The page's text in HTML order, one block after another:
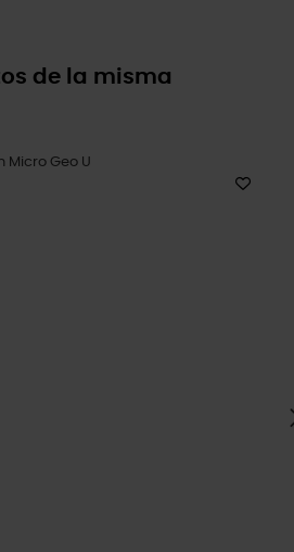
de la misma